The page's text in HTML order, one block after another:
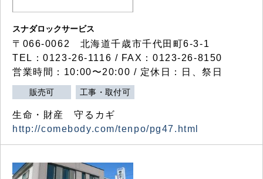
スナダロックサービス
〒066-0062 北海道千歳市千代田町6-3-1
TEL：0123-26-1116 / FAX：0123-26-8150
営業時間：10:00〜20:00 / 定休日：日、祭日
販売可 工事・取付可
生命・財産 守るカギ
http://comebody.com/tenpo/pg47.html